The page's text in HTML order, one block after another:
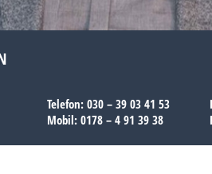
Telefon: 030 – 39 03 41 53
Mobil: 0178 – 4 91 39 38